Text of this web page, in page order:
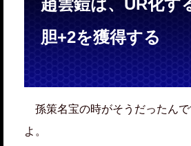
胆+2を獲得する
孫策名宝の時がそうだったん
よ。